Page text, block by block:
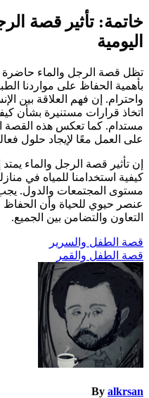
خاتمة: تأثير قصة
اليومية
تظل قصة الرجل والماء حاضرة
بأهمية الحفاظ على مواردنا
واحترام. إن فهم العلاقة بين
اتخاذ قرارات مستنيرة بشأن
مستدام. كما تعكس هذه القصة
على العمل معًا لإيجاد حلول
إن تأثير قصة الرجل والماء
كيفية استخدامنا للمياه في
مستوى المجتمعات والدول. يجب
عنصر حيوي للحياة وأن
التعاون والتضامن بين الجميع.
تصفّح
المقالات
قصة الطفل والسرير
قصة الطفل والقمر
By alkrsan